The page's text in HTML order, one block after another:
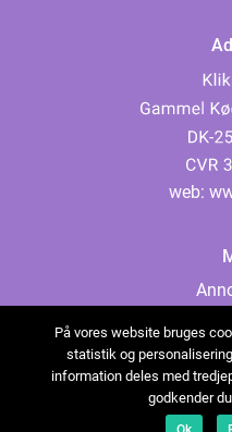
web:
På vores website bruges
statistik og
information deles med
godkender